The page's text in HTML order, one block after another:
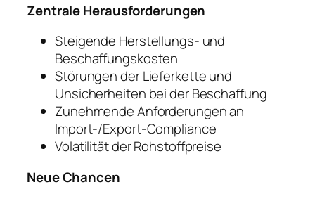
Zentrale Herausforderungen
Steigende Herstellungs- und
Beschaffungskosten
Störungen der Lieferkette und
Unsicherheiten bei der Beschaffung
Zunehmende Anforderungen an
Import-/Export-Compliance
Volatilität der Rohstoffpreise
Neue Chancen